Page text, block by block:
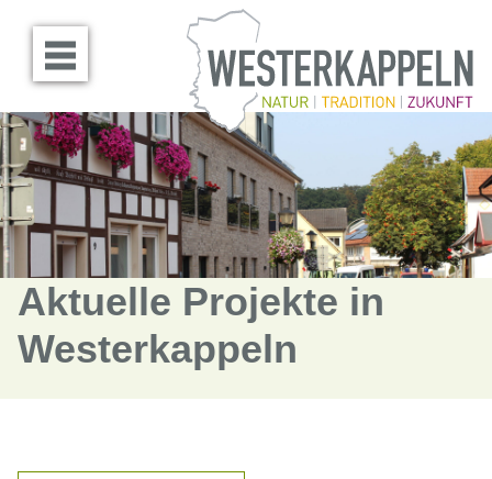
Menü öffnen
Aktuelle Projekte in
Westerkappeln